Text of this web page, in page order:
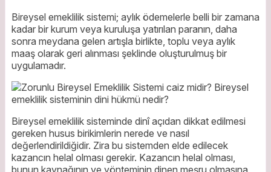
Bireysel emeklilik sistemi; aylık ödemelerle belli bir zamana
kadar bir kurum veya kuruluşa yatırılan paranın, daha
sonra meydana gelen artışla birlikte, toplu veya aylık
maaş olarak geri alınması şeklinde oluşturulmuş bir
uygulamadır.
Bireysel emeklilik sisteminde dinî açıdan dikkat edilmesi
gereken husus birikimlerin nerede ve nasıl
değerlendirildiğidir. Zira bu sistemden elde edilecek
kazancın helal olması gerekir. Kazancın helal olması,
bunun kaynağının ve yönteminin dinen meşru olmasına